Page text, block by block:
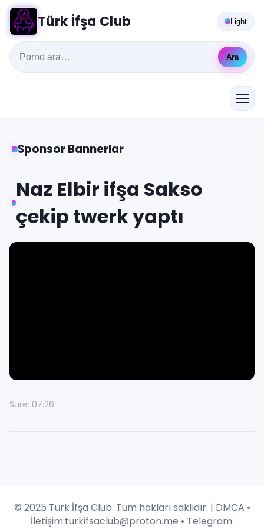
Türk İfşa Club
Ara
Light
Sponsor Bannerlar
Naz Elbir ifşa Sakso
çekip twerk yaptı
Süre: 07:26
© 2025 Türk İfşa Club. Tüm hakları saklıdır. | DMCA •
İletişim:turkifsaclub@proton.me • Telegram: